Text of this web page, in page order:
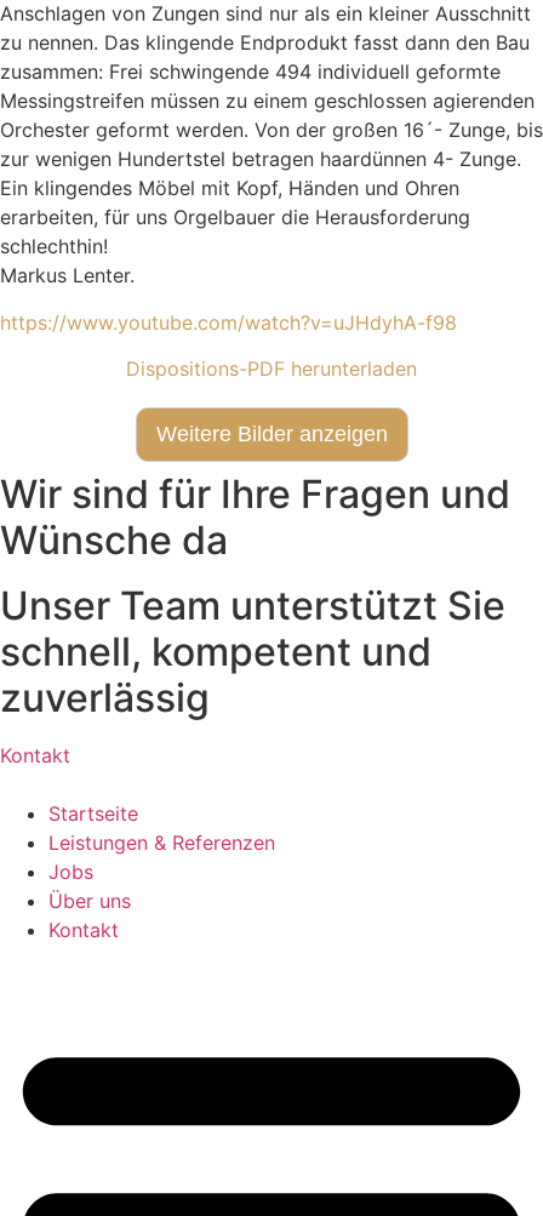
Anschlagen von Zungen sind nur als ein kleiner Ausschnitt
zu nennen. Das klingende Endprodukt fasst dann den Bau
zusammen: Frei schwingende 494 individuell geformte
Messingstreifen müssen zu einem geschlossen agierenden
Orchester geformt werden. Von der großen 16´- Zunge, bis
zur wenigen Hundertstel betragen haardünnen 4- Zunge.
Ein klingendes Möbel mit Kopf, Händen und Ohren
erarbeiten, für uns Orgelbauer die Herausforderung
schlechthin!
Markus Lenter.
https://www.youtube.com/watch?v=uJHdyhA-f98
Dispositions-PDF herunterladen
Weitere Bilder anzeigen
Wir sind für Ihre Fragen und
Wünsche da
Unser Team unterstützt Sie
schnell, kompetent und
zuverlässig
Kontakt
Startseite
Leistungen & Referenzen
Jobs
Über uns
Kontakt